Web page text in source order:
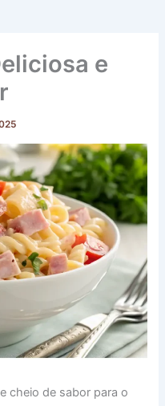
e
cheio de sabor para o